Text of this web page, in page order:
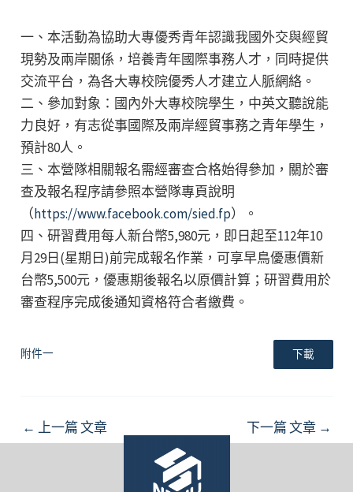
一、本活動為協助大專優秀青年認識我國外交與經貿
現勢及兩岸關係，培養青年國際事務人才，同時提供
交流平台，為各大專校院優秀人才建立人脈網絡。
二、參加對象：國內外大專校院學生，中英文聽說能
力良好，有志從事國際及兩岸經貿事務之青年學生，
預計80人。
三、本營隊相關報名需經審查合格始得參加，關於審
查及報名程序請參照本營隊專頁說明
（https://www.facebook.com/sied.fp）。
四、研習費用每人新台幣5,980元，即日起至112年10
月29日(星期日)前完成報名作業，可享早鳥優惠價新
台幣5,500元，優惠期後報名以原價計算；研習費用於
審查程序完成後通知資格符合者繳費。
附件一 下載
Post
navigation
← 上一篇 文章 下一篇 文章 →